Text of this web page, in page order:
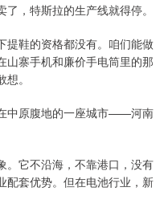
，特斯拉的生产线就得停。
提鞋的资格都没有。咱们能做
山寨手机和廉价手电筒里的那
。
中原腹地的一座城市——河南
。它不沿海，不靠港口，没有
配套优势。但在电池行业，新